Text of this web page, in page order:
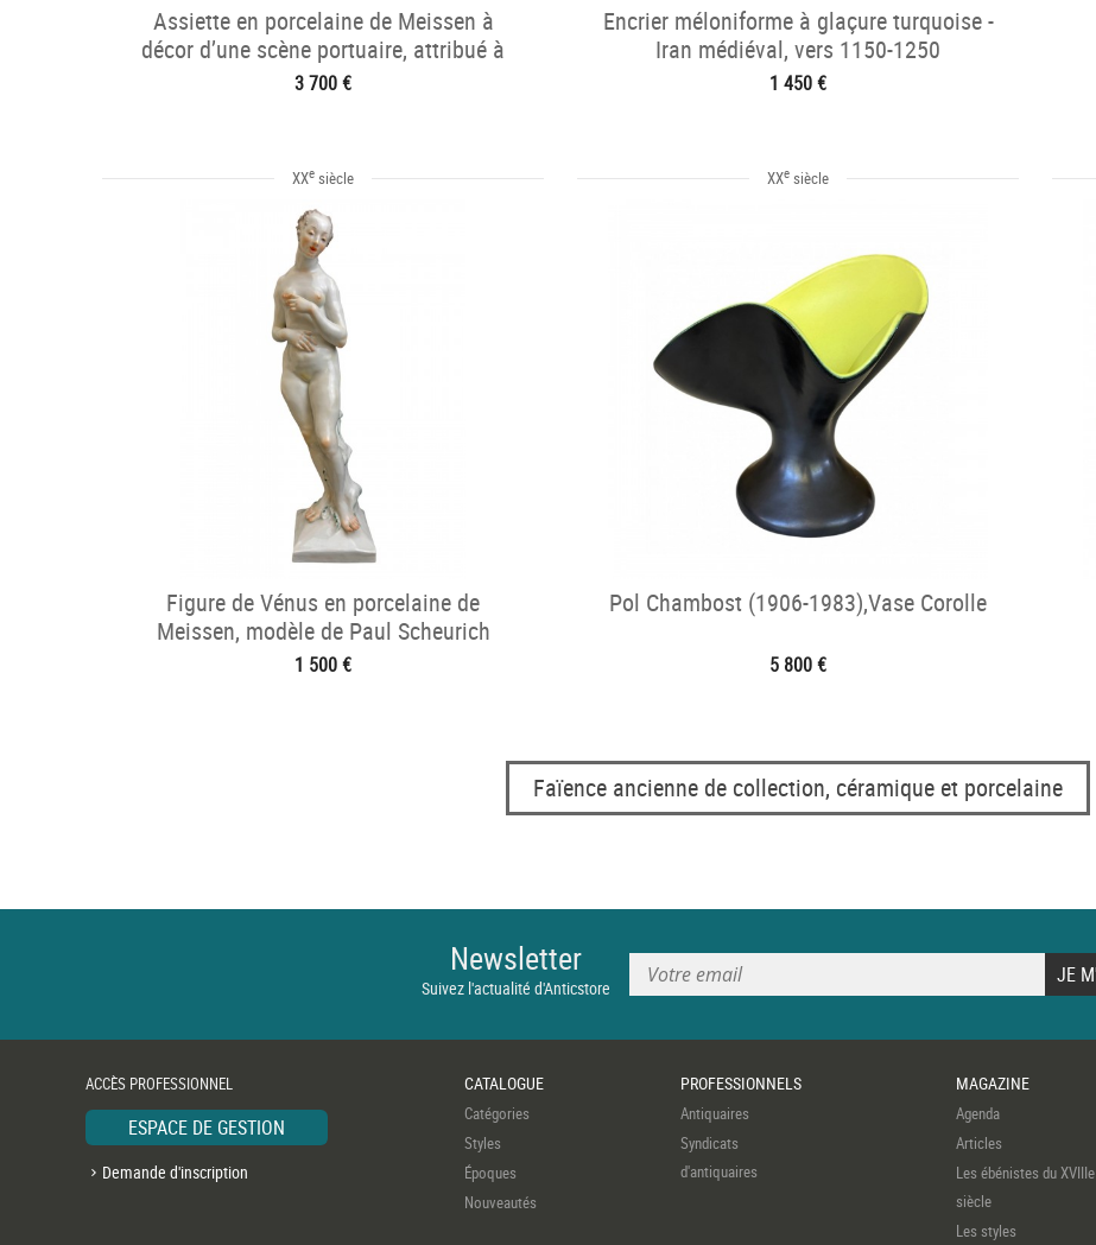
Assiette en porcelaine de Meissen à
décor d’une scène portuaire, attribué à
Christian F. Herold.
3 700 €
Encrier méloniforme à glaçure turquoise -
Iran médiéval, vers 1150-1250
1 450 €
XXe siècle
Figure de Vénus en porcelaine de
Meissen, modèle de Paul Scheurich
1 500 €
XXe siècle
Pol Chambost (1906-1983),Vase Corolle
5 800 €
Faïence ancienne de collection, céramique et porcelaine
Newsletter
Suivez l'actualité d'Anticstore
ACCÈS PROFESSIONNEL
ESPACE DE GESTION
Demande d'inscription
CATALOGUE
Catégories
Styles
Époques
Nouveautés
PROFESSIONNELS
Antiquaires
Syndicats
d'antiquaires
MAGAZINE
Agenda
Articles
Les ébénistes du XVIIIe
siècle
Les styles